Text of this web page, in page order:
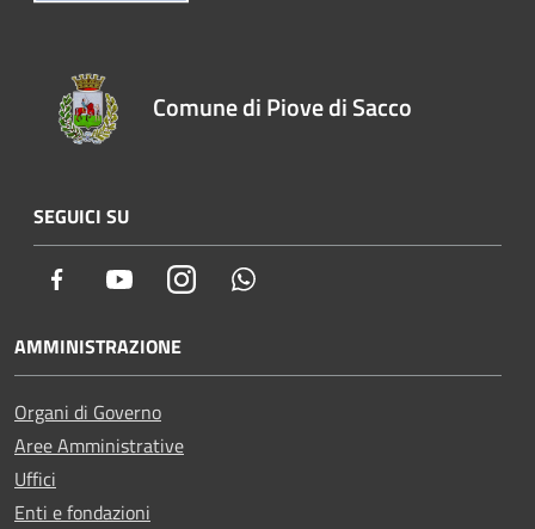
Comune di Piove di Sacco
SEGUICI SU
Facebook YoutubeInstagram
AMMINISTRAZIONE
Organi di Governo
Aree Amministrative
Uffici
Enti e fondazioni